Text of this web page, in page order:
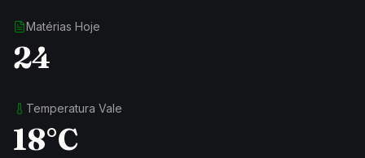
Matérias Hoje
24
Temperatura Vale
18°C